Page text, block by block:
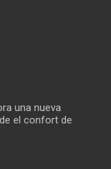
una nueva
el confort de